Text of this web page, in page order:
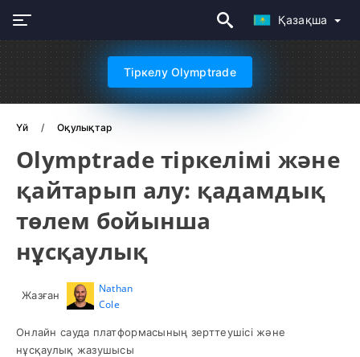
Қазақша
Тіркелу Olymptrade
Үй Оқулықтар
Olymptrade тіркелімі және
қайтарып алу: қадамдық
төлем бойынша
нұсқаулық
Жазған
Nathan
Cole
Онлайн сауда платформасының зерттеушісі және
нұсқаулық жазушысы